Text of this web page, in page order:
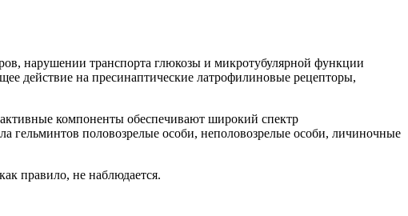
нарушении транспорта глюкозы и микротубулярной функции
действие на пресинаптические латрофилиновые рецепторы,
компоненты обеспечивают широкий спектр
гельминтов половозрелые особи, неполовозрелые особи, личиночные
правило, не наблюдается.